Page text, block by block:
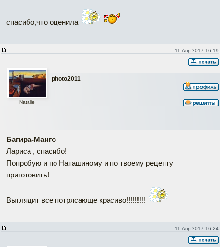
спасибо,что оценила
11 Апр 2017 16:19
photo2011
Natalie
Багира-Манго
Лариса , спасибо!
Попробую и по Наташиному и по твоему рецепту
приготовить!
Выглядит все потрясающе красиво!!!!!!!!!!
11 Апр 2017 16:24